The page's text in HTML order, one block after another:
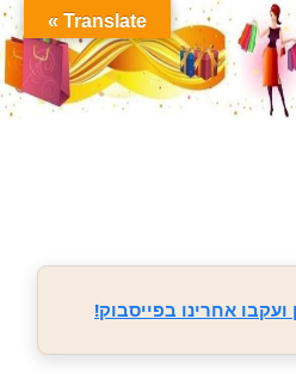
ועקבו אחרינו בפייסבוק!
Translate »